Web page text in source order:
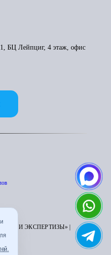
БЦ Лейпциг, 4 этаж, офис
И ЭКСПЕРТИЗЫ» |